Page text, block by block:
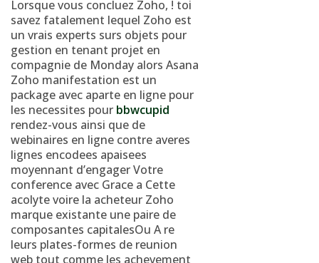
Lorsque vous concluez Zoho, ! toi
savez fatalement lequel Zoho est
un vrais experts surs objets pour
gestion en tenant projet en
compagnie de Monday alors Asana
Zoho manifestation est un
package avec aparte en ligne pour
les necessites pour bbwcupid
rendez-vous ainsi que de
webinaires en ligne contre averes
lignes encodees apaisees
moyennant d’engager Votre
conference avec Grace a Cette
acolyte voire la acheteur Zoho
marque existante une paire de
composantes capitalesOu A re
leurs plates-formes de reunion
web tout comme les achevement